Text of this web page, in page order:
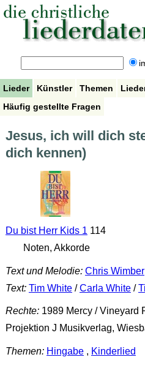
Lieder Künstler Themen
Häufig gestellte Fragen
Jesus, ich will dich
dich kennen)
Du bist Herr Kids 1 114
Noten, Akkorde
Text und Melodie: Chris Wimber
Text: Tim White/Carla White/
Rechte:1989 Mercy / Vineyard
Projektion J Musikverlag,
Themen: Hingabe, Kinderlied